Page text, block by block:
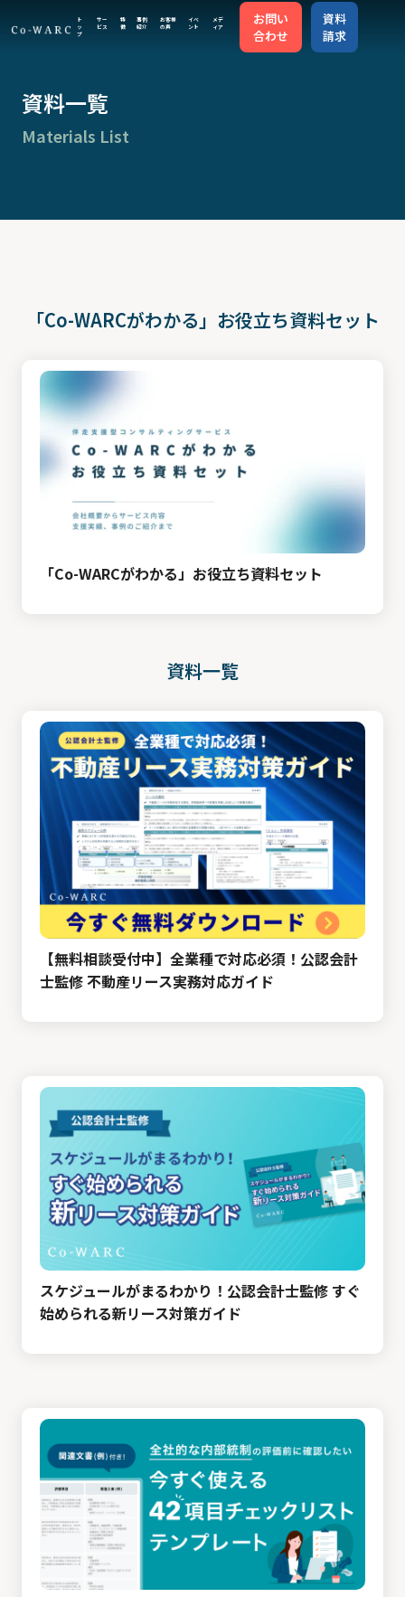
ト
ッ
プ
サー
ビス
特
徴
事例
紹介
お客様
の声
イベ
ント
メデ
ィア
資料
請求
お問い
合わせ
トップ
お客様の声
イベント
メディア
資料一覧
Materials List
「Co-WARCがわかる」お役立ち資料セット
「Co-WARCがわかる」お役立ち資料セット
資料一覧
【無料相談受付中】全業種で対応必須！公認会計
士監修 不動産リース実務対応ガイド
スケジュールがまるわかり！公認会計士監修 すぐ
始められる新リース対策ガイド